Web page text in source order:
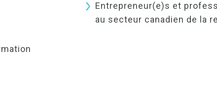
Entrepreneur(e)s et
au secteur canadien de la